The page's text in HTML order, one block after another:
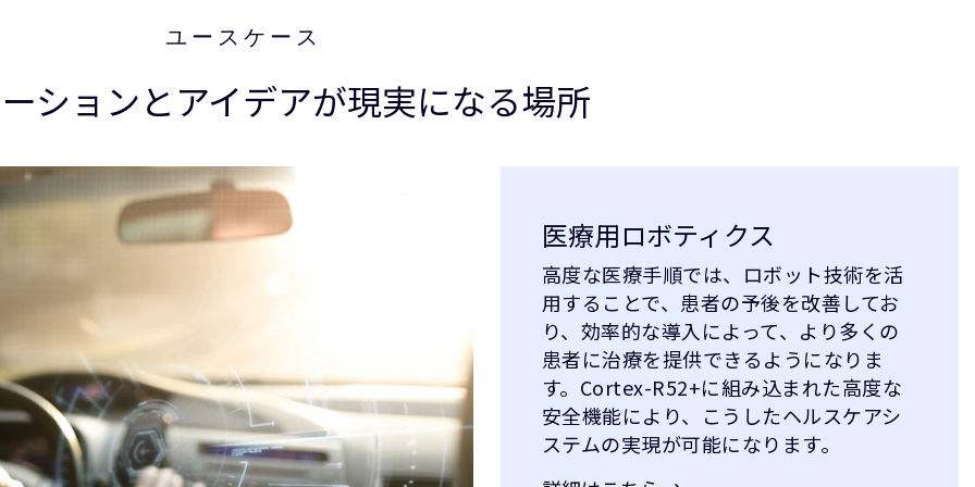
ユースケース
ションとアイデアが現実になる場所
医療用ロボティクス
高度な医療手順では、ロボット技術を活
用することで、患者の予後を改善してお
り、効率的な導入によって、より多くの
患者に治療を提供できるようになりま
す。Cortex-R52+に組み込まれた高度な
安全機能により、こうしたヘルスケアシ
ステムの実現が可能になります。